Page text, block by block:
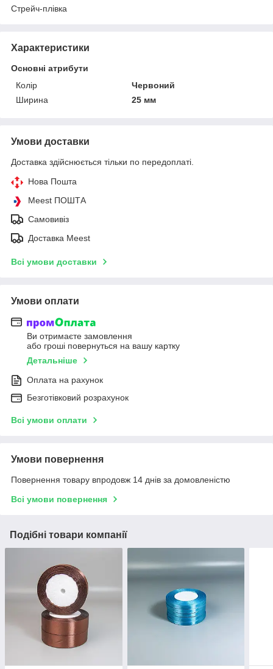
Стрейч-плівка
Характеристики
Основні атрибути
Колір
Червоний
Ширина
25 мм
Умови доставки
Доставка здійснюється тільки по передоплаті.
Нова Пошта
Meest ПОШТА
Самовивіз
Доставка Meest
Всі умови доставки
Умови оплати
Ви отримаєте замовлення
або гроші повернуться на вашу картку
Детальніше
Оплата на рахунок
Безготівковий розрахунок
Всі умови оплати
Умови повернення
Повернення товару впродовж 14 днів за домовленістю
Всі умови повернення
Подібні товари компанії